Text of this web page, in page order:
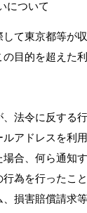
について
て東京都等が
目的を超えた
法令に反する
アドレスを利
合、何ら通知
為を行ったこ
損害賠償請求